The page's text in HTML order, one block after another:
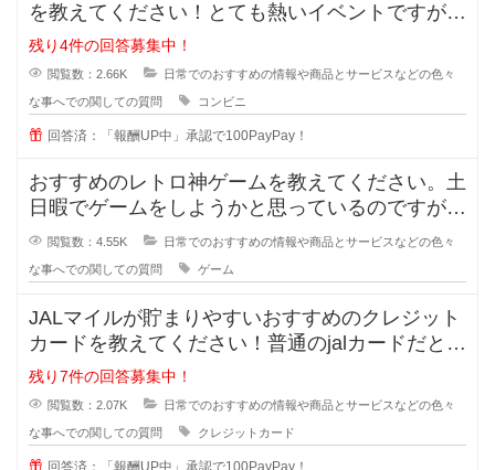
を教えてください！とても熱いイベントですが、
価格は据え置きなので買ったけど
残り4件の回答募集中！
閲覧数：2.66K 日常でのおすすめの情報や商品とサービスなどの色々
な事へでの関しての質問 コンビニ
回答済：「報酬UP中」承認で100PayPay！
おすすめのレトロ神ゲームを教えてください。土
日暇でゲームをしようかと思っているのですが、
最近のゲームに魅力を感じません。
閲覧数：4.55K 日常でのおすすめの情報や商品とサービスなどの色々
な事へでの関しての質問 ゲーム
JALマイルが貯まりやすいおすすめのクレジット
カードを教えてください！普通のjalカードだと還
元率が0.5%でとても低く
残り7件の回答募集中！
閲覧数：2.07K 日常でのおすすめの情報や商品とサービスなどの色々
な事へでの関しての質問 クレジットカード